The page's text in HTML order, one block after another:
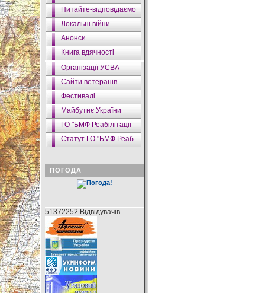
Питайте-відповідаємо
Локальні війни
Анонси
Книга вдячності
Організації УСВА
Сайти ветеранів
Фестивалі
Майбутнє України
ГО "БМФ Реабілітації
Статут ГО "БМФ Реаб
ПОГОДА
51372252 Відвідувачів